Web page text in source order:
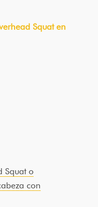
Squat en
Squat o
con